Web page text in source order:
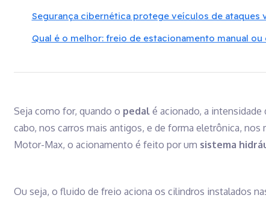
Segurança cibernética protege veículos de ataques
Qual é o melhor: freio de estacionamento manual
Seja como for, quando o pedal é acionado, a
cabo, nos carros mais antigos, e de forma eletrônica,
Motor-Max, o acionamento é feito por um sistema
Ou seja, o fluido de freio aciona os cilindros instalados